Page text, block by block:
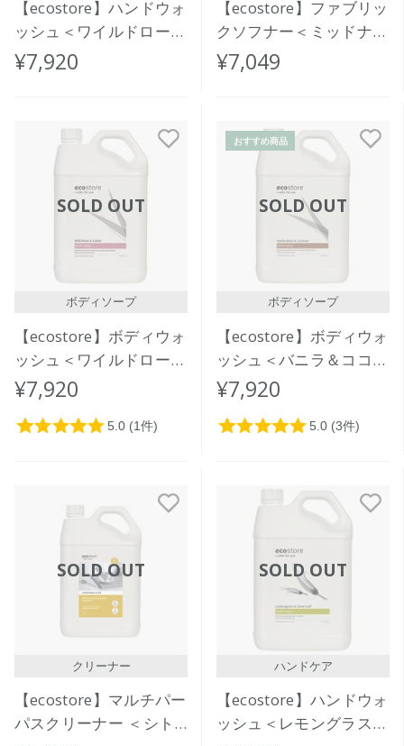
【ecostore】ハンドウォ
ッシュ＜ワイルドローズ
＆シダー＞5L
¥7,920
【ecostore】ファブリッ
クソフナー＜ミッドナイ
トローズ＞5L
¥7,049
SOLD OUT
ボディソープ
【ecostore】ボディウォ
ッシュ＜ワイルドローズ
＆シダー＞5L
¥7,920
SOLD OUT
おすすめ商品
ボディソープ
【ecostore】ボディウォ
ッシュ＜バニラ＆ココナ
ッツ＞5L
¥7,920
SOLD OUT
クリーナー
【ecostore】マルチパー
パスクリーナー ＜シト
SOLD OUT
ハンドケア
【ecostore】ハンドウォ
ッシュ＜レモングラス＆